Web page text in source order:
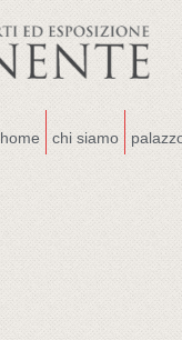
home chi siamo